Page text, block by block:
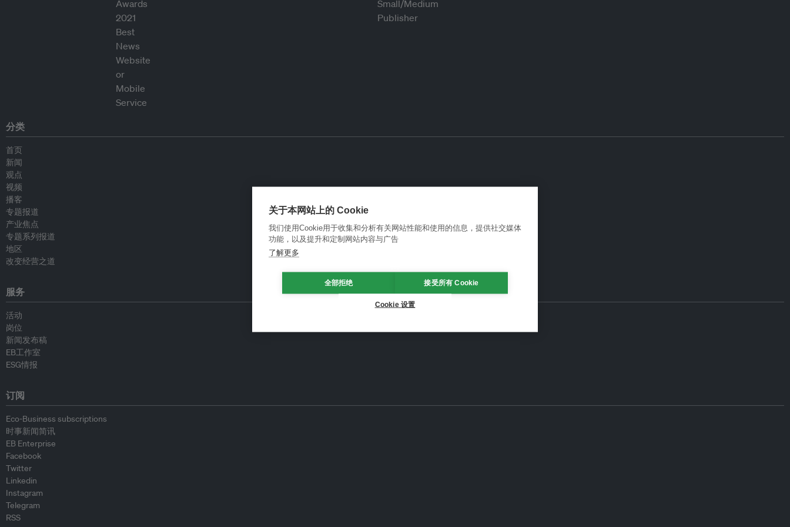
分类
首页
新闻
观点
视频
播客
专题报道
产业焦点
专题系列报道
地区
改变经营之道
服务
活动
岗位
新闻发布稿
EB工作室
ESG情报
订阅
Eco-Business subscriptions
时事新闻简讯
EB Enterprise
Facebook
Twitter
Linkedin
Instagram
Telegram
RSS
关于本网站上的 Cookie
我们使用Cookie用于收集和分析有关网站性能和使用的信息，提供社交媒体
功能，以及提升和定制网站内容与广告
了解更多
全部拒绝 接受所有 Cookie
Cookie 设置